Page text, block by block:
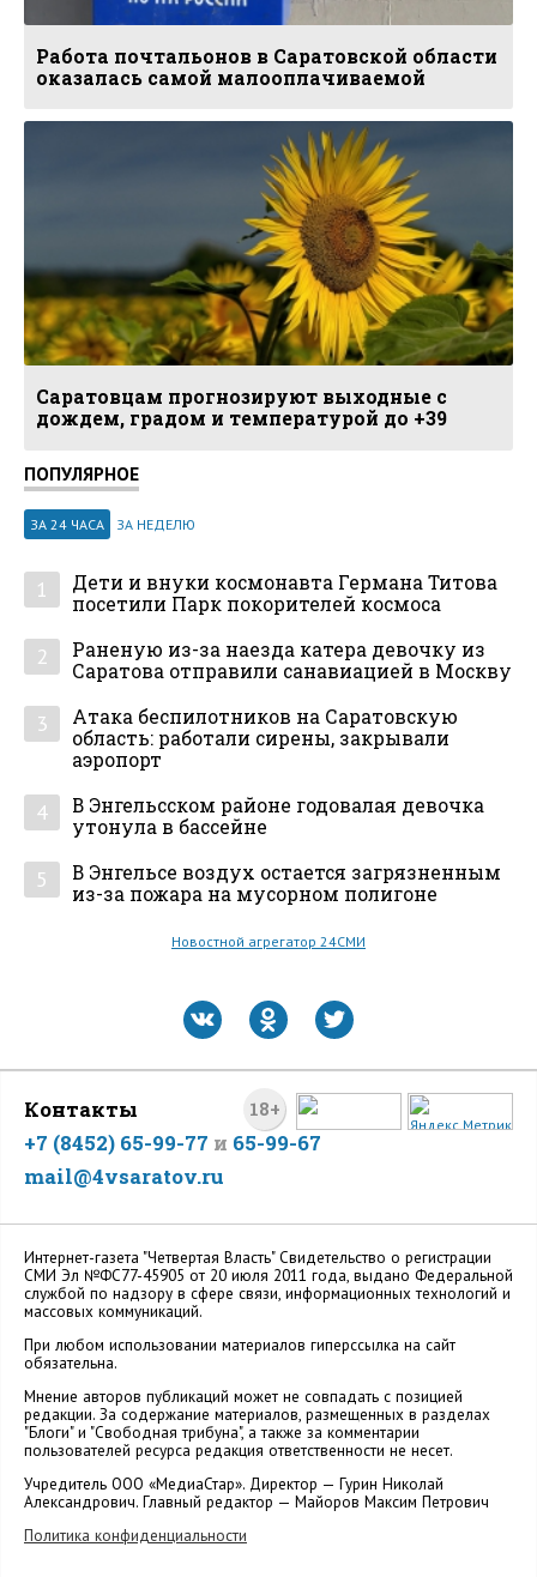
Работа почтальонов в Саратовской области
оказалась самой малооплачиваемой
Саратовцам прогнозируют выходные с
дождем, градом и температурой до +39
ПОПУЛЯРНОЕ
ЗА 24 ЧАСА ЗА НЕДЕЛЮ
1
Дети и внуки космонавта Германа Титова
посетили Парк покорителей космоса
2
Раненую из-за наезда катера девочку из
Саратова отправили санавиацией в Москву
3
Атака беспилотников на Саратовскую
область: работали сирены, закрывали
аэропорт
4
В Энгельсском районе годовалая девочка
утонула в бассейне
5
В Энгельсе воздух остается загрязненным
из-за пожара на мусорном полигоне
Новостной агрегатор 24СМИ
18+
Контакты
+7 (8452) 65-99-77 и 65-99-67
mail@4vsaratov.ru
Интернет-газета "Четвертая Власть" Cвидетельство о регистрации
СМИ Эл №ФС77-45905 от 20 июля 2011 года, выдано Федеральной
службой по надзору в сфере связи, информационных технологий и
массовых коммуникаций.
При любом использовании материалов гиперссылка на сайт
обязательна.
Мнение авторов публикаций может не совпадать с позицией
редакции. За содержание материалов, размещенных в разделах
"Блоги" и "Свободная трибуна", а также за комментарии
пользователей ресурса редакция ответственности не несет.
Учредитель ООО «МедиаСтар». Директор — Гурин Николай
Александрович. Главный редактор — Майоров Максим Петрович
Политика конфиденциальности